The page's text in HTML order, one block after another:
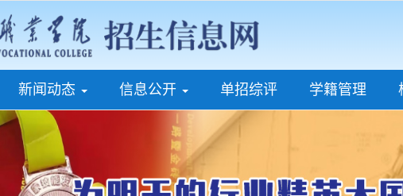
新闻动态 信息公开 单招综评 学籍管理